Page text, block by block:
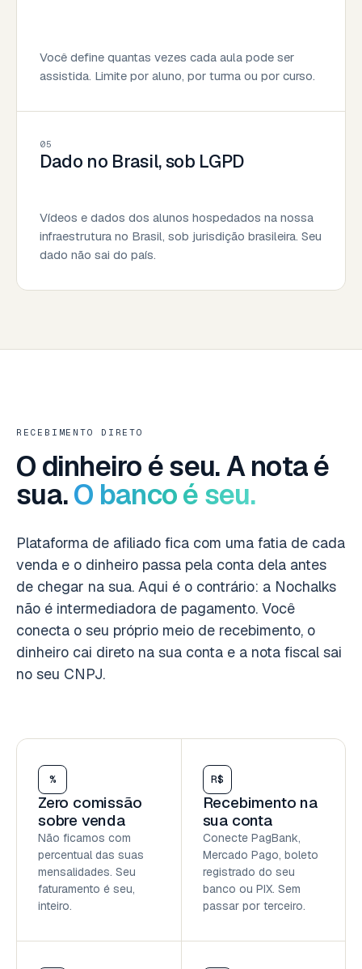
Você define quantas vezes cada aula pode ser
assistida. Limite por aluno, por turma ou por curso.
05
Dado no Brasil, sob LGPD
Vídeos e dados dos alunos hospedados na nossa
infraestrutura no Brasil, sob jurisdição brasileira. Seu
dado não sai do país.
RECEBIMENTO DIRETO
O dinheiro é seu. A nota é
sua.O banco é seu.
Plataforma de afiliado fica com uma fatia de cada
venda e o dinheiro passa pela conta dela antes
de chegar na sua. Aqui é o contrário: a Nochalks
não é intermediadora de pagamento. Você
conecta o seu próprio meio de recebimento, o
dinheiro cai direto na sua conta e a nota fiscal sai
no seu CNPJ.
%
Zero comissão
sobre venda
Não ficamos com
percentual das suas
mensalidades. Seu
faturamento é seu,
inteiro.
R$
Recebimento na
sua conta
Conecte PagBank,
Mercado Pago, boleto
registrado do seu
banco ou PIX. Sem
passar por terceiro.